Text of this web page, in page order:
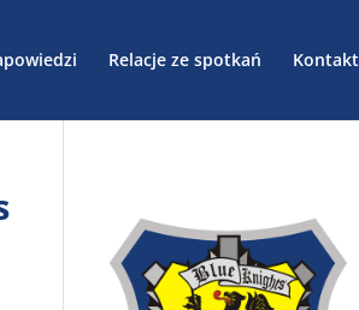
Relacje ze spotkań Kontakt